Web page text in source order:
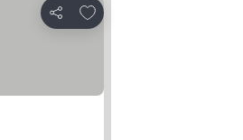
Partager
Ajouter à mes favoris